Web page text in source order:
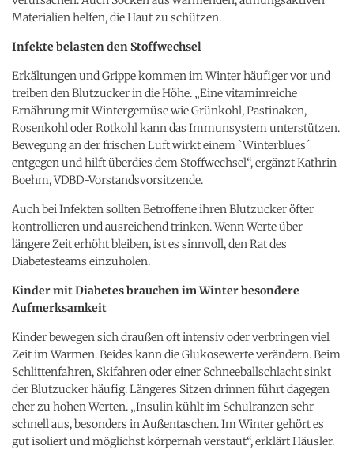
Materialien helfen, die Haut zu schützen.
Infekte belasten den Stoffwechsel
Erkältungen und Grippe kommen im Winter häufiger vor und
treiben den Blutzucker in die Höhe. „Eine vitaminreiche
Ernährung mit Wintergemüse wie Grünkohl, Pastinaken,
Rosenkohl oder Rotkohl kann das Immunsystem unterstützen.
Bewegung an der frischen Luft wirkt einem `Winterblues´
entgegen und hilft überdies dem Stoffwechsel“, ergänzt Kathrin
Boehm, VDBD-Vorstandsvorsitzende.
Auch bei Infekten sollten Betroffene ihren Blutzucker öfter
kontrollieren und ausreichend trinken. Wenn Werte über
längere Zeit erhöht bleiben, ist es sinnvoll, den Rat des
Diabetesteams einzuholen.
Kinder mit Diabetes brauchen im Winter besondere
Aufmerksamkeit
Kinder bewegen sich draußen oft intensiv oder verbringen viel
Zeit im Warmen. Beides kann die Glukosewerte verändern. Beim
Schlittenfahren, Skifahren oder einer Schneeballschlacht sinkt
der Blutzucker häufig. Längeres Sitzen drinnen führt dagegen
eher zu hohen Werten. „Insulin kühlt im Schulranzen sehr
schnell aus, besonders in Außentaschen. Im Winter gehört es
gut isoliert und möglichst körpernah verstaut“, erklärt Häusler.